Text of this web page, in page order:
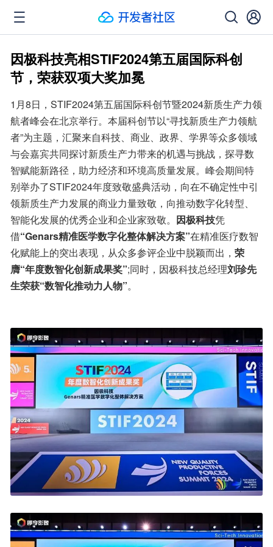
因极科技亮相STIF2024第五届国际科创
节，荣获双项大奖加冕
1月8日，STIF2024第五届国际科创节暨2024新质生产力领
航者峰会在北京举行。本届科创节以“寻找新质生产力领航
者”为主题，汇聚来自科技、商业、政界、学界等众多领域
与会嘉宾共同探讨新质生产力带来的机遇与挑战，探寻数
智赋能新路径，助力经济和环境高质量发展。峰会期间特
别举办了STIF2024年度致敬盛典活动，向在不确定性中引
领新质生产力发展的商业力量致敬，向推动数字化转型、
智能化发展的优秀企业和企业家致敬。 因极科技凭
借“Genars精准医学数字化整体解决方案”在精准医疗数智
化赋能上的突出表现，从众多参评企业中脱颖而出， 荣
膺“年度数智化创新成果奖”;同时，因极科技总经理刘珍先
生荣获“数智化推动力人物”。